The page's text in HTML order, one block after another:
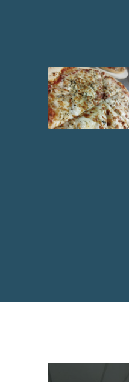
La
PREVIOUS